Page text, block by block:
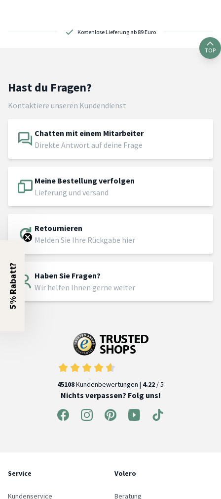
Kostenlose Lieferung ab 89 Euro
TOP
Hast du Fragen?
Kontaktiere unseren Kundendienst
Chatten mit einem Mitarbeiter
Direkte Antwort auf deine Frage
Meine Bestellung verfolgen
Lieferung und versand
Retournieren
Melden Sie Ihre Rückgabe hier
Haben Sie Fragen?
Wir helfen Ihnen gerne weiter
45108Kundenbewertungen | 4.22 / 5
Nichts verpassen? Folg uns!
Service
Kundenservice
Volero
Beratung
5% Rabatt?